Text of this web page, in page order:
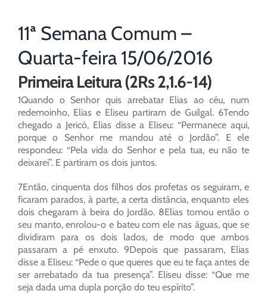
11ª Semana Comum –
Quarta-feira 15/06/2016
Primeira Leitura (2Rs 2,1.6-14)
1Quando o Senhor quis arrebatar Elias ao céu, num
redemoinho, Elias e Eliseu partiram de Guilgal. 6Tendo
chegado a Jericó, Elias disse a Eliseu: “Permanece aqui,
porque o Senhor me mandou até o Jordão”. E ele
respondeu: “Pela vida do Senhor e pela tua, eu não te
deixarei”. E partiram os dois juntos.
7Então, cinquenta dos filhos dos profetas os seguiram, e
ficaram parados, à parte, a certa distância, enquanto eles
dois chegaram à beira do Jordão. 8Elias tomou então o
seu manto, enrolou-o e bateu com ele nas águas, que se
dividiram para os dois lados, de modo que ambos
passaram a pé enxuto. 9Depois que passaram, Elias
disse a Eliseu: “Pede o que queres que eu te faça antes de
ser arrebatado da tua presença”. Eliseu disse: “Que me
seja dada uma dupla porção do teu espírito”.